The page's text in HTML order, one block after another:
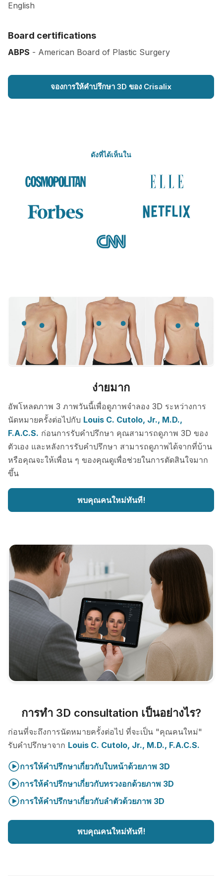
English
Board certifications
ABPS - American Board of Plastic Surgery
จองการให้คำปรึกษา 3D ของ Crisalix
ดังที่ได้เห็นใน
ง่ายมาก
อัพโหลดภาพ 3 ภาพวันนี้เพื่อดูภาพจำลอง 3D ระหว่างการ
นัดหมายครั้งต่อไปกับ Louis C. Cutolo, Jr., M.D.,
F.A.C.S. ก่อนการรับคำปรึกษา คุณสามารถดูภาพ 3D ของ
ตัวเอง และหลังการรับคำปรึกษา สามารถดูภาพได้จากที่บ้าน
หรือคุณจะให้เพื่อน ๆ ของคุณดูเพื่อช่วยในการตัดสินใจมาก
ขึ้น
พบคุณคนใหม่ทันที!
การทำ 3D consultation เป็นอย่างไร?
ก่อนที่จะถึงการนัดหมายครั้งต่อไป ที่จะเป็น "คุณคนใหม่"
รับคำปรึกษาจาก Louis C. Cutolo, Jr., M.D., F.A.C.S.
การให้คำปรึกษาเกี่ยวกับใบหน้าด้วยภาพ 3D
การให้คำปรึกษาเกี่ยวกับทรวงอกด้วยภาพ 3D
การให้คำปรึกษาเกี่ยวกับลำตัวด้วยภาพ 3D
พบคุณคนใหม่ทันที!